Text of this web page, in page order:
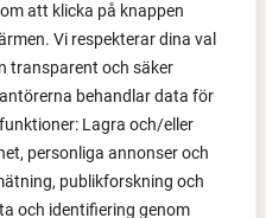
att klicka på knappen
Vi respekterar dina val
transparent och säker
behandlar data för
Lagra och/eller
personliga annonser och
publikforskning och
och identifiering genom